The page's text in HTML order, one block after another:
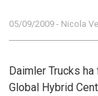
05/09/2009 - Nicola
Daimler Trucks
Global Hybrid